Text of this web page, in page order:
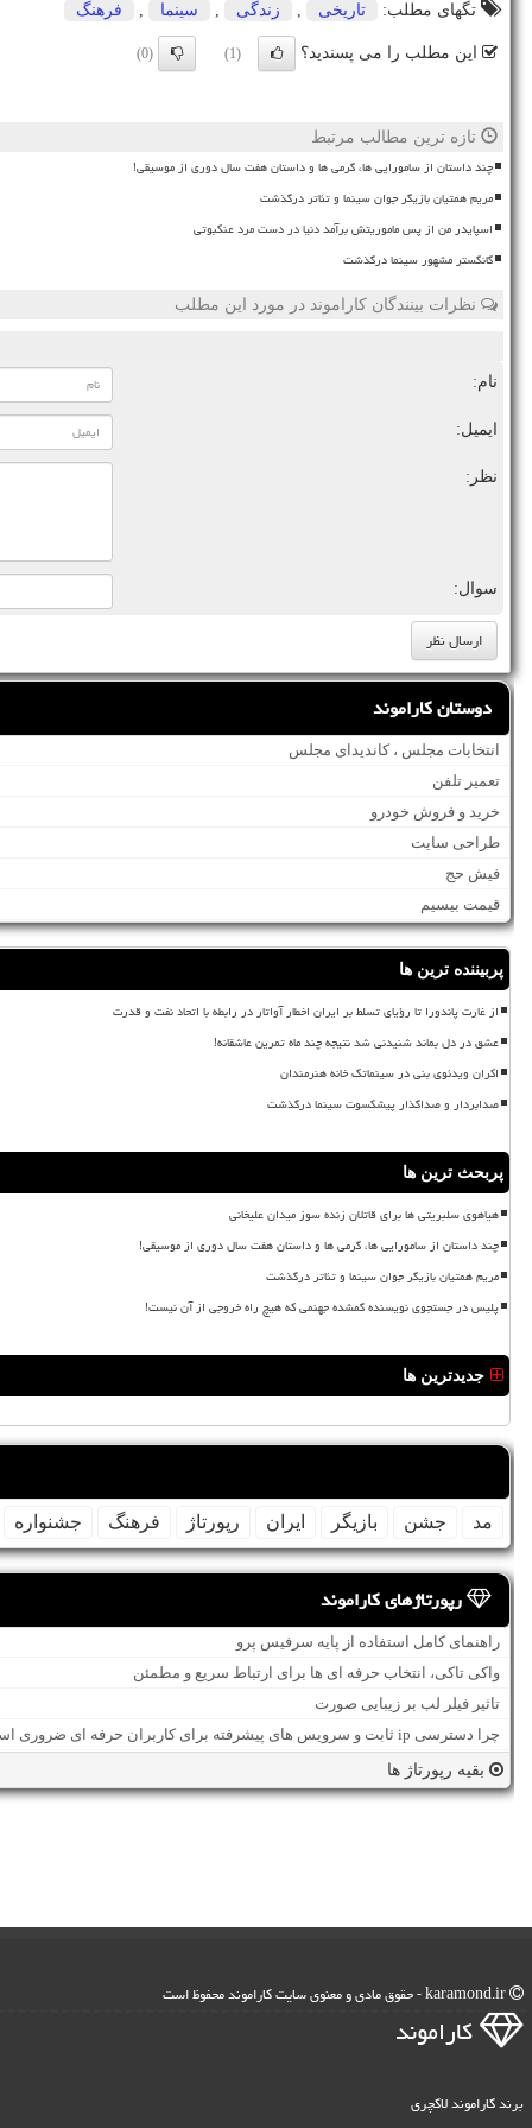
تگهای مطلب:
تاریخی زندگی سینما فرهنگ
این مطلب را می پسندید؟ (1)
(0)
تازه ترین مطالب مرتبط
چند داستان از سامورایی ها، گرمی ها و داستان هفت سال دوری از موسیقی!
مریم همتیان بازیگر جوان سینما و تئاتر درگذشت
اسپایدر من از پس ماموریتش برآمد دنیا در دست مرد عنکبوتی
گانگستر مشهور سینما درگذشت
نظرات بینندگان کاراموند در مورد این مطلب
نام:
ایمیل:
نظر:
سوال:
دوستان کاراموند
انتخابات مجلس ، کاندیدای مجلس
تعمیر تلفن
خرید و فروش خودرو
طراحی سایت
فیش حج
قیمت بیسیم
پربیننده ترین ها
از غارت پاندورا تا رؤیای تسلط بر ایران اخطار آواتار در رابطه با اتحاد نفت و قدرت
عشق در دل بماند شنیدنی شد نتیجه چند ماه تمرین عاشقانه!
اکران ویدئوی بنی در سینماتک خانه هنرمندان
صدابردار و صداگذار پیشکسوت سینما درگذشت
پربحث ترین ها
هیاهوی سلبریتی ها برای قاتلان زنده سوز میدان علیخانی
چند داستان از سامورایی ها، گرمی ها و داستان هفت سال دوری از موسیقی!
مریم همتیان بازیگر جوان سینما و تئاتر درگذشت
پلیس در جستجوی نویسنده گمشده جهنمی که هیچ راه خروجی از آن نیست!
جدیدترین ها
مد جشن بازیگر ایران رپورتاژ فرهنگ جشنواره
رپورتاژهای کاراموند
راهنمای کامل استفاده از پایه سرفیس پرو
واکی تاکی، انتخاب حرفه ای ها برای ارتباط سریع و مطمئن
تاثیر فیلر لب بر زیبایی صورت
چرا دسترسی ip ثابت و سرویس های پیشرفته برای کاربران حرفه ای ضروری است؟
بقیه رپورتاژ ها
كاراموند
برند کاراموند لاکچری